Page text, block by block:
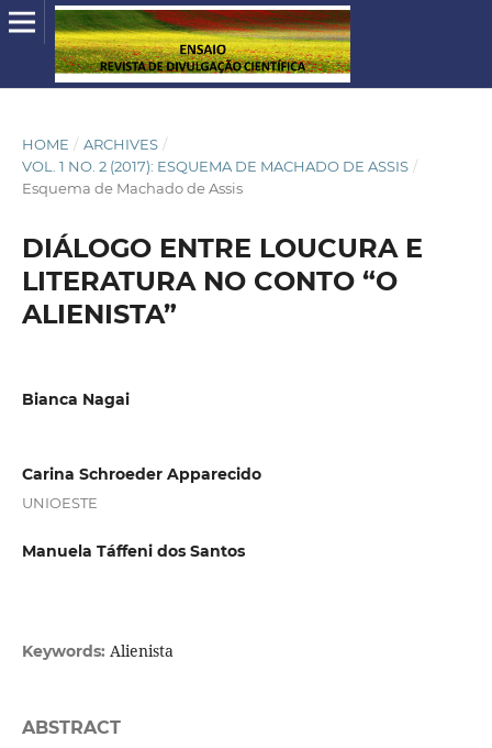
HOME / ARCHIVES /
VOL. 1 NO. 2 (2017): ESQUEMA DE MACHADO DE ASSIS /
Esquema de Machado de Assis
DIÁLOGO ENTRE LOUCURA E
LITERATURA NO CONTO “O
ALIENISTA”
Bianca Nagai
Carina Schroeder Apparecido
UNIOESTE
Manuela Táffeni dos Santos
Keywords: Alienista
ABSTRACT